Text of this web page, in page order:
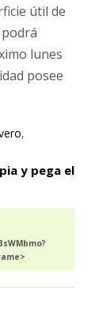
útil de
lunes
posee
,
y pega el